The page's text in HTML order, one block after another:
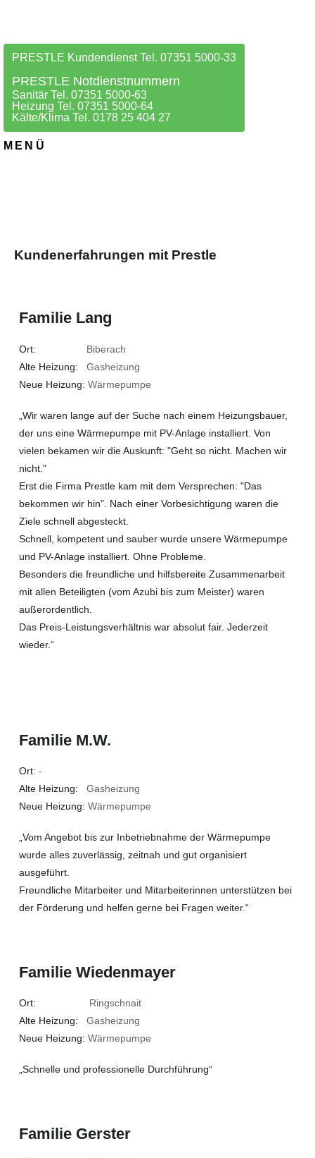
PRESTLE Kundendienst Tel. 07351 5000-33
PRESTLE Notdienstnummern
Sanitär Tel. 07351 5000-63
Heizung Tel. 07351 5000-64
Kälte/Klima Tel. 0178 25 404 27
MENÜ
Kundenerfahrungen mit Prestle
Familie Lang
Ort: Biberach
Alte Heizung: Gasheizung
Neue Heizung: Wärmepumpe
„Wir waren lange auf der Suche nach einem Heizungsbauer,
der uns eine Wärmepumpe mit PV-Anlage installiert. Von
vielen bekamen wir die Auskunft: "Geht so nicht. Machen wir
nicht."
Erst die Firma Prestle kam mit dem Versprechen: "Das
bekommen wir hin". Nach einer Vorbesichtigung waren die
Ziele schnell abgesteckt.
Schnell, kompetent und sauber wurde unsere Wärmepumpe
und PV-Anlage installiert. Ohne Probleme.
Besonders die freundliche und hilfsbereite Zusammenarbeit
mit allen Beteiligten (vom Azubi bis zum Meister) waren
außerordentlich.
Das Preis-Leistungsverhältnis war absolut fair. Jederzeit
wieder.“
Familie M.W.
Ort: -
Alte Heizung: Gasheizung
Neue Heizung: Wärmepumpe
„Vom Angebot bis zur Inbetriebnahme der Wärmepumpe
wurde alles zuverlässig, zeitnah und gut organisiert
ausgeführt.
Freundliche Mitarbeiter und Mitarbeiterinnen unterstützen bei
der Förderung und helfen gerne bei Fragen weiter.“
Familie Wiedenmayer
Ort: Ringschnait
Alte Heizung: Gasheizung
Neue Heizung: Wärmepumpe
„Schnelle und professionelle Durchführung“
Familie Gerster